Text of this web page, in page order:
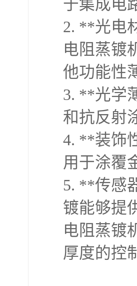
于集成电
2. **光电
电阻蒸镀
他功能性
3. **光学
和抗反射
4. **装饰
用于涂覆
5. **传感
镀能够提
电阻蒸镀
厚度的控